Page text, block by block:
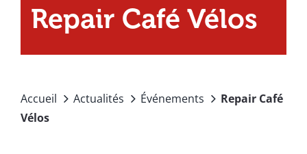
Repair Café Vélos
Accueil Actualités Événements
Repair Café
Vélos